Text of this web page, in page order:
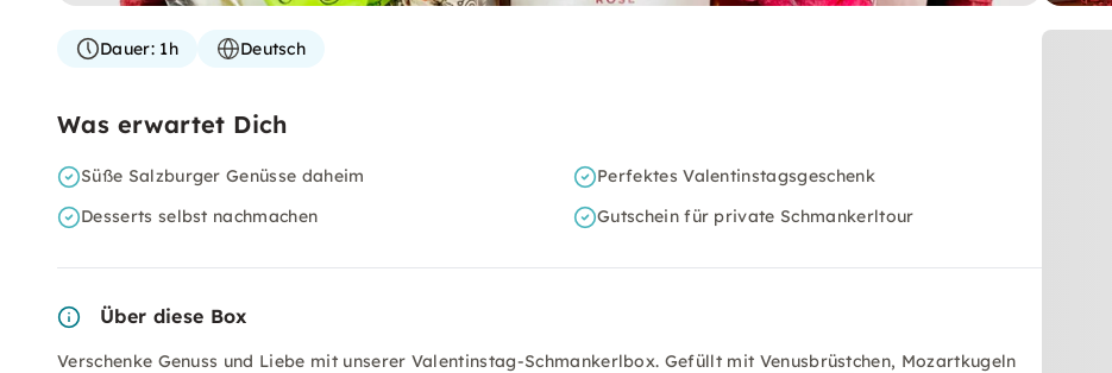
Dauer:1h Deutsch
Was erwartet Dich
Süße Salzburger Genüsse daheim
Perfektes Valentinstagsgeschenk
Desserts selbst nachmachen
Gutschein für private Schmankerltour
Über diese Box
Verschenke Genuss und Liebe mit unserer Valentinstag-Schmankerlbox. Gefüllt mit Venusbrüstchen, Mozartkugeln